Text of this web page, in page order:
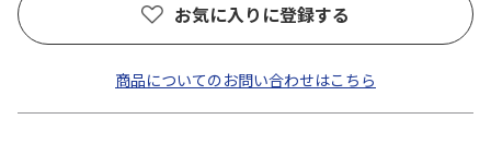
お気に入りに登録する
商品についてのお問い合わせはこちら